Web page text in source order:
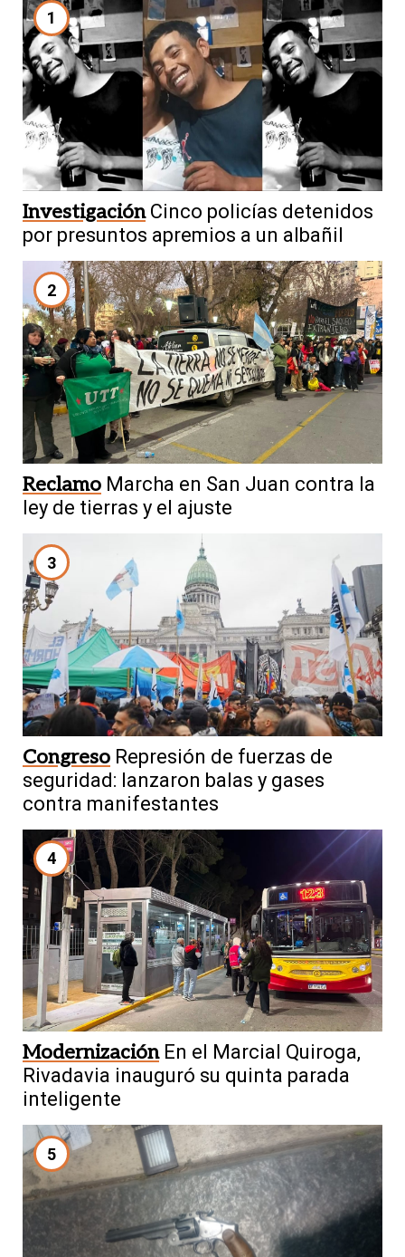
1
Investigación Cinco policías detenidos
por presuntos apremios a un albañil
2
Reclamo Marcha en San Juan contra la
ley de tierras y el ajuste
3
Congreso Represión de fuerzas de
seguridad: lanzaron balas y gases
contra manifestantes
4
Modernización En el Marcial Quiroga,
Rivadavia inauguró su quinta parada
inteligente
5